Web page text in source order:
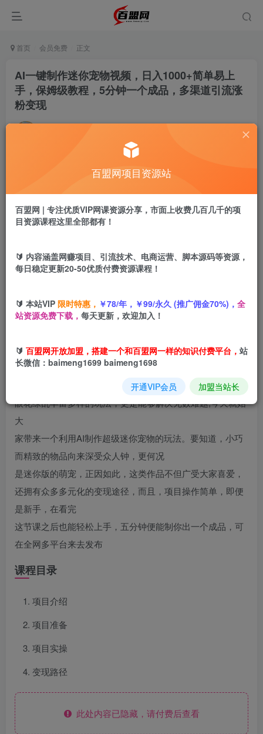
首页 会员免费 正文
AI一键制作迷你宠物视频，日入1000+简单易上
手，保姆级教程，5分钟一个成品，多渠道引流涨
粉变现
admin 私信
此内容为付费阅读，请付费后查看
9.9
黄金会员免费 超级会员 免费
立即购买
项目介绍
2025年，绝对是A1爆发的元年!在这一年里AI展现出很多让人
眼花缭乱丰富多样的玩法，更是能够解决无数难题,今天就始
大
家带来一个利用AI制作超级迷你宠物的玩法。要知道，小巧
而精致的物品向来深受众人钟，更何况
是迷你版的萌宠，正因如此，这类作品不但广受大家喜爱，
还拥有众多多元化的变现途径，而且，项目操作简单，即便
是新手，在看完
这节课之后也能轻松上手，五分钟便能制你出一个成品，可
在全网多平台来去发布
课程目录
项目介绍
项目准备
项目实操
变现路径
此处内容已隐藏，请付费后查看
百盟网项目资源站
百盟网 | 专注优质VIP网课资源分享，市面上收费几百几千的项
目资源课程这里全部都有！
🔰 内容涵盖网赚项目、引流技术、电商运营、脚本源码等资源，
每日稳定更新20-50优质付费资源课程！
🔰 本站VIP 限时特惠， ￥78/年，￥99/永久 (推广佣金70%)， 全
站资源免费下载， 每天更新，欢迎加入！
🔰 百盟网开放加盟，搭建一个和百盟网一样的知识付费平台， 站
长微信：baimeng1699 baimeng1698
开通VIP会员 加盟当站长